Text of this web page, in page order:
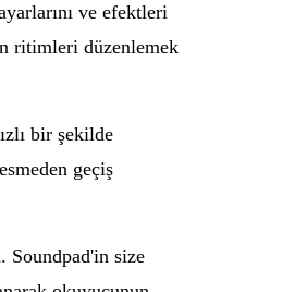
ve efektleri
ritimleri düzenlemek
bir şekilde
geçiş
Soundpad'in size